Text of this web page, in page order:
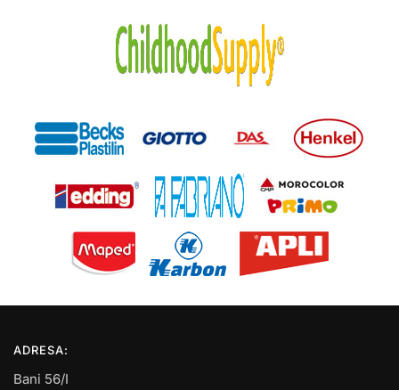
ADRESA:
Bani 56/I